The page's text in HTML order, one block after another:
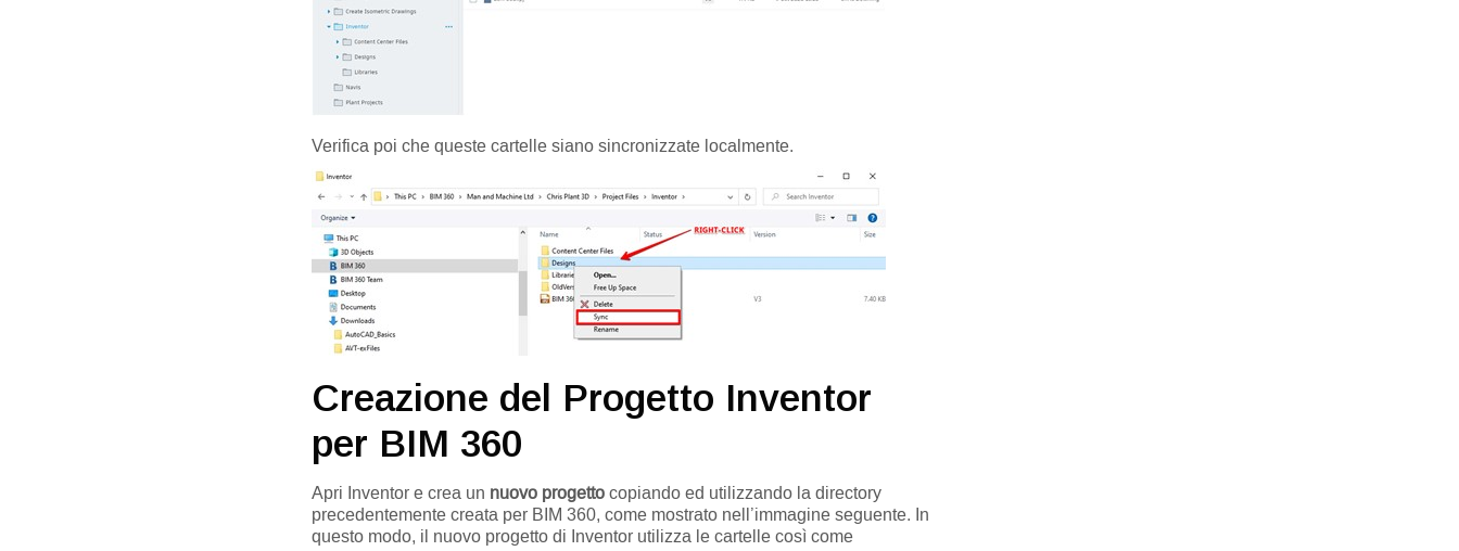
Verifica poi che queste cartelle siano sincronizzate localmente.
Creazione del Progetto Inventor
per BIM 360
Apri Inventor e crea un nuovo progettocopiando ed utilizzando la directory
precedentemente creata per BIM 360, come mostrato nell’immagine seguente. In
questo modo, il nuovo progetto di Inventor utilizza le cartelle così come